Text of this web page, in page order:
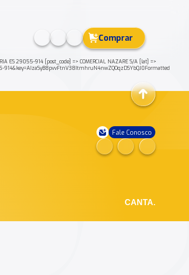
Comprar
ES 29055-914 [post_code] => COMERCIAL NAZARE S/A [lat] =>
914&key=AIzaSyB8pvvFtnV38ItmhruN4nwZQOqzDSYbQJ0Formatted
Fale Conosco
CANTA.